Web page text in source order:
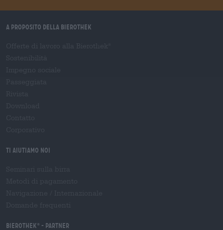
A proposito della Bierothek
Ti aiutiamo noi
Bierothek - Partner